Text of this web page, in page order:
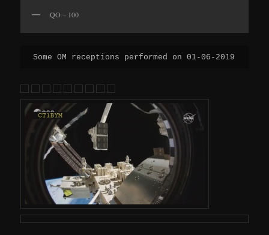
QO – 100
Some OM receptions performed on 01-06-2019